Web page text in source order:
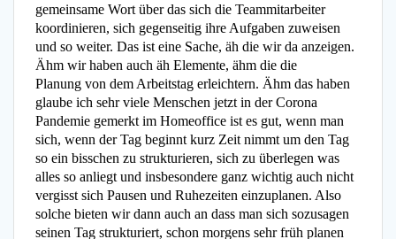
gemeinsame Wort über das sich die Teammitarbeiter
koordinieren, sich gegenseitig ihre Aufgaben zuweisen
und so weiter. Das ist eine Sache, äh die wir da anzeigen.
Ähm wir haben auch äh Elemente, ähm die die
Planung von dem Arbeitstag erleichtern. Ähm das haben
glaube ich sehr viele Menschen jetzt in der Corona
Pandemie gemerkt im Homeoffice ist es gut, wenn man
sich, wenn der Tag beginnt kurz Zeit nimmt um den Tag
so ein bisschen zu strukturieren, sich zu überlegen was
alles so anliegt und insbesondere ganz wichtig auch nicht
vergisst sich Pausen und Ruhezeiten einzuplanen. Also
solche bieten wir dann auch an dass man sich sozusagen
seinen Tag strukturiert, schon morgens sehr früh planen